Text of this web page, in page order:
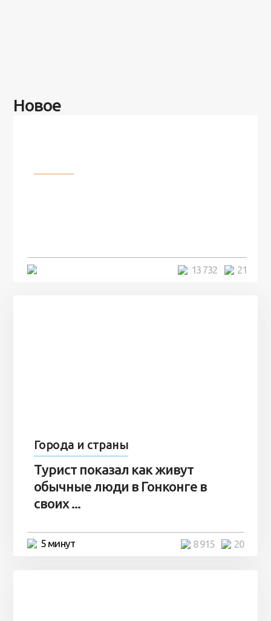
Новое
21
13 732
Города и страны
Турист показал как живут
обычные люди в Гонконге в
своих ...
5 минут 20
8 915